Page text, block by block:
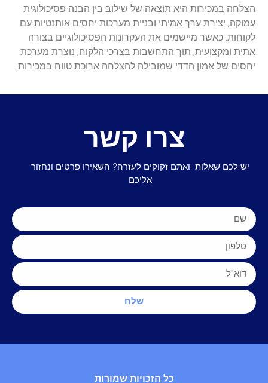
הצלחה במכירות היא תוצאה של שילוב בין הבנה פסיכולוגית
עמוקה, יצירת ערך אמיתי ובניית מערכות יחסים אותנטיות עם
לקוחות. כאשר מיישמים את העקרונות הפסיכולוגיים בצורה
אתית ומקצועית, תוך התחשבות בצרכי הלקוח, נוצרת מערכת
יחסים של אמון הדדי שמובילה להצלחה ארוכת טווח במכירות.
צרו קשר
יש לכם שאלות ואתם זקוקים לעזרה? השאירו פרטים ונחזור
אליכם
שלח
כל הזכויות שמורות